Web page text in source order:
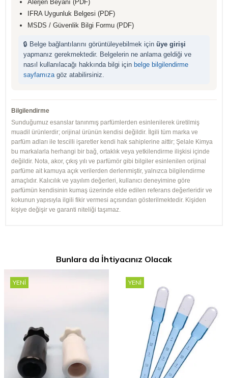
Alerjen Beyanı (PDF)
IFRA Uygunluk Belgesi (PDF)
MSDS / Güvenlik Bilgi Formu (PDF)
🔒 Belge bağlantılarını görüntüleyebilmek için üye girişi
yapmanız gerekmektedir. Belgelerin ne anlama geldiği ve
nasıl kullanılacağı hakkında bilgi için belge bilgilendirme
sayfamızagöz atabilirsiniz.
Bilgilendirme
Sunduğumuz esanslar tanınmış parfümlerden esinlenilerek üretilmiş
muadil ürünlerdir; orijinal ürünün kendisi değildir. İlgili tüm marka ve
parfüm adları ile tescilli işaretler kendi hak sahiplerine aittir; Şelale Kimya
bu markalarla herhangi bir bağ, ortaklık veya yetkilendirme ilişkisi içinde
değildir. Nota, akor, çıkış yılı ve parfümör gibi bilgiler esinlenilen orijinal
parfüme ait kamuya açık verilerden derlenmiştir, yalnızca bilgilendirme
amaçlıdır. Kalıcılık ve yayılım değerleri, kullanıcı deneyimine göre
parfümün kendisinin kumaş üzerinde elde edilen referans değerleridir ve
kokunun yapısıyla ilgili fikir vermesi açısından gösterilmektedir. Kişiden
kişiye değişir ve garanti niteliği taşımaz.
Bunlara da İhtiyacınız Olacak
YENI YENI